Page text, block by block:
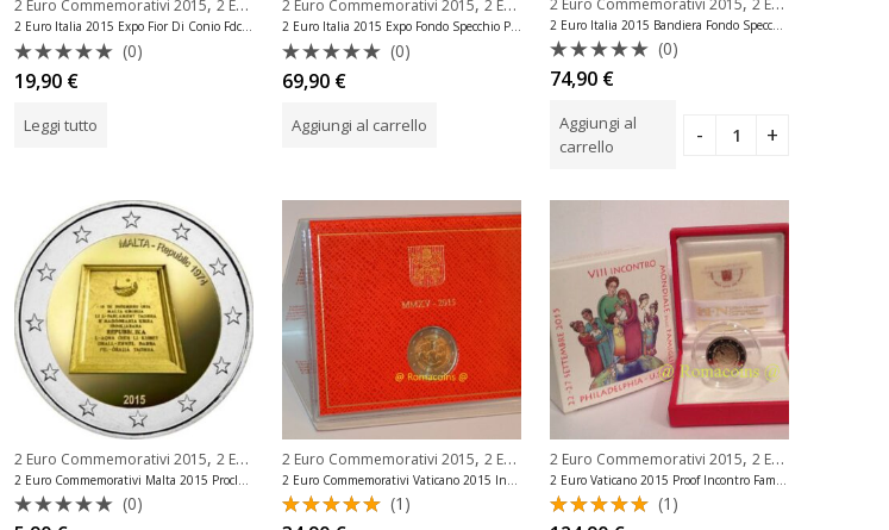
2 Euro Commemorativi 2015, 2 Euro Commemorativi Italia
2 Euro Italia 2015 Expo Fior Di Conio Fdc Coincard
Valutato
0
5
(0)
19,90 €
Leggi tutto
2 Euro Commemorativi 2015, 2 Euro Commemorativi Italia
2 Euro Italia 2015 Expo Fondo Specchio Proof
Valutato
0
5
(0)
69,90 €
Aggiungi al carrello
2 Euro Commemorativi 2015 2 Euro Commemorativi 2015 Bandiera
2 Euro Italia 2015 Bandiera Fondo Specchio Proof
Valutato
0
5
(0)
74,90 €
Aggiungi al
carrello
2 Euro Commemorativi 2015, 2 Euro Commemorativi Malta
(0)
2 Euro Commemorativi 2015, 2 Euro Commemorativi Vaticano
(1)
2 Euro Commemorativi 2015, 2 Euro Commemorativi Vaticano
(1)